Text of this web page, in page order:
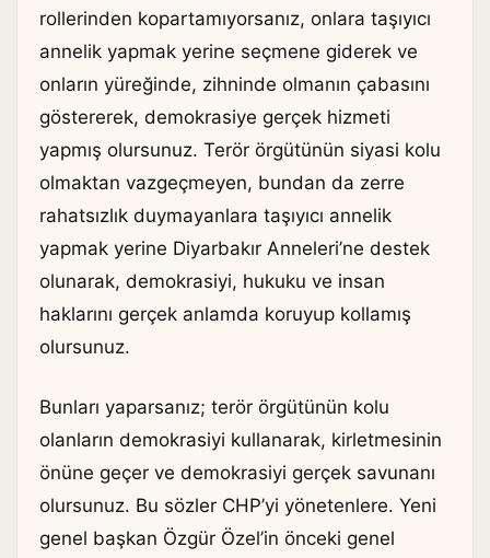
rollerinden kopartamıyorsanız, onlara taşıyıcı
annelik yapmak yerine seçmene giderek ve
onların yüreğinde, zihninde olmanın çabasını
göstererek, demokrasiye gerçek hizmeti
yapmış olursunuz. Terör örgütünün siyasi kolu
olmaktan vazgeçmeyen, bundan da zerre
rahatsızlık duymayanlara taşıyıcı annelik
yapmak yerine Diyarbakır Anneleri’ne destek
olunarak, demokrasiyi, hukuku ve insan
haklarını gerçek anlamda koruyup kollamış
olursunuz.
Bunları yaparsanız; terör örgütünün kolu
olanların demokrasiyi kullanarak, kirletmesinin
önüne geçer ve demokrasiyi gerçek savunanı
olursunuz. Bu sözler CHP’yi yönetenlere. Yeni
genel başkan Özgür Özel’in önceki genel